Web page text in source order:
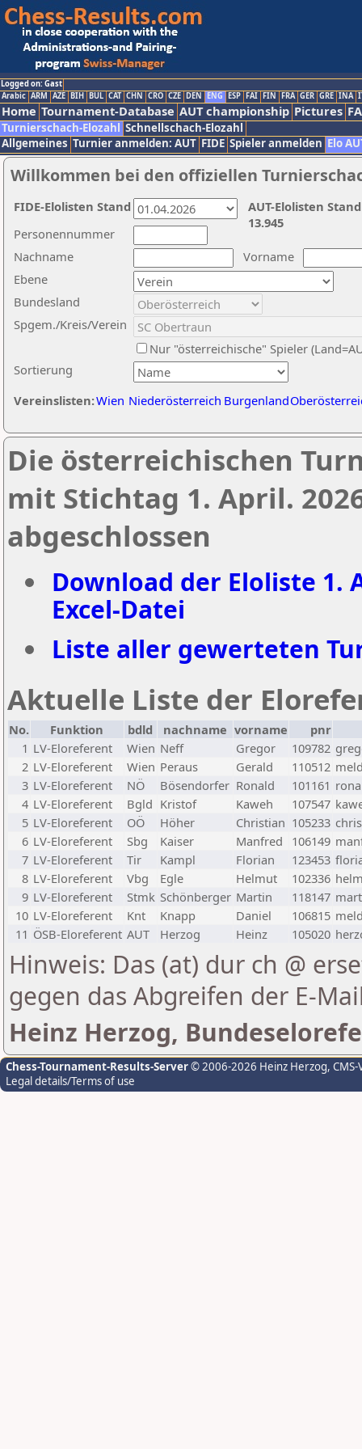
Logged on: Gast
Arabic ARM AZE BIH BUL CAT CHN CRO CZE DEN ENG ESP FAI FIN FRA GER GRE INA
Home Tournament-Database AUT championship Pictures
Turnierschach-Elozahl Schnellschach-Elozahl
Allgemeines Turnier anmelden: AUT FIDE Spieler anmelden Elo
Willkommen bei den offiziellen
Nachname
Vorname
Ebene
Sortierung
Personennummer
Bundesland
Spgem./Kreis/Verein
Nur "österreichische" Spieler
Vereinslisten:Wien Niederösterreich Burgenland
AUT-Elolisten
13.945
FIDE-Elolisten Stand
Die österreichischen
mit Stichtag 1. April.
abgeschlossen
Download der Eloliste 1.
Excel-Datei
Liste aller gewerteten
Aktuelle Liste der
No. Funktion bdld nachname vorname
pnr
1 LV-Eloreferent Wien Neff Gregor 109782
2 LV-Eloreferent Wien Peraus Gerald 110512
3 LV-Eloreferent NÖ Bösendorfer Ronald 101161
4 LV-Eloreferent Bgld Kristof Kaweh 107547
5 LV-Eloreferent OÖ Höher Christian 105233
6 LV-Eloreferent Sbg Kaiser Manfred 106149
7 LV-Eloreferent Tir Kampl Florian 123453
8 LV-Eloreferent Vbg Egle Helmut 102336
9 LV-Eloreferent Stmk Schönberger Martin 118147
10 LV-Eloreferent Knt Knapp Daniel 106815
11 ÖSB-Eloreferent AUT Herzog Heinz 105020
Hinweis: Das (at) dur ch @
gegen das Abgreifen der E-
Heinz Herzog,
Chess-Tournament-Results-Server© 2006-2026 Heinz Herzog,
Legal details/Terms of use